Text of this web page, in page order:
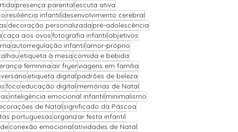
presença parental escuta ativa
resiliência infantil desenvolvimento cerebral
decoração personalizada pré-adolescência
caça aos ovosfotografia infantil objetivos
autorregulação infantil amor-próprio
etiqueta à mesa comida e bebida
feminina air fryerviagens em família
etiqueta digital padrões de beleza
foco educação digital memórias de Natal
inteligência emocional infantil minimalismo
de Natalsignificado da Páscoa
portuguesas organizar festa infantil
conexão emocional atividades de Natal